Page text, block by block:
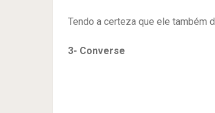
Tendo a certeza que ele também
3- Converse